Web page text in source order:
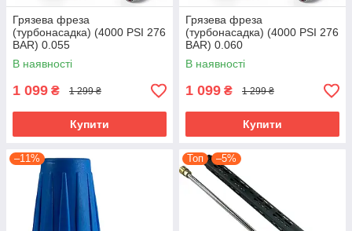
Грязева фреза
(турбонасадка) (4000 PSI 276
BAR) 0.055
В наявності
1 099 ₴ 1 299 ₴
Купити
Грязева фреза
(турбонасадка) (4000 PSI 276
BAR) 0.060
В наявності
1 099 ₴ 1 299 ₴
Купити
–11% Топ –5%